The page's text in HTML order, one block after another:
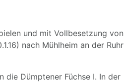
und mit Vollbesetzung von
nach Mühlheim an der Ruhr
die Dümptener Füchse I. In der